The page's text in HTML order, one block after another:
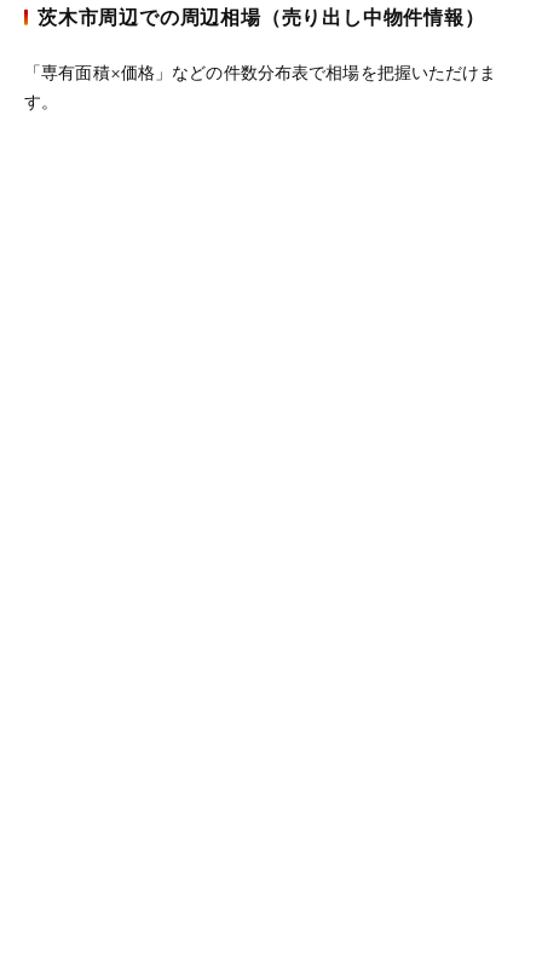
茨木市周辺での周辺相場（売り出し中物件情報）
「専有面積×価格」などの件数分布表で相場を把握いただけま
す。